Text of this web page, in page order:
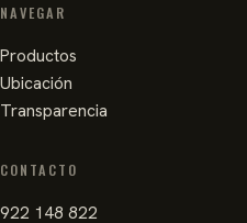
NAVEGAR
Productos
Ubicación
Transparencia
CONTACTO
922 148 822